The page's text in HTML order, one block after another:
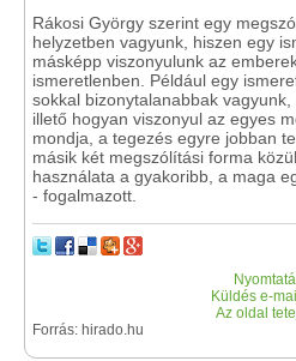
Rákosi György szerint egy
helyzetben vagyunk, hiszen egy
másképp viszonyulunk az
ismeretlenben. Például egy
sokkal bizonytalanabbak
illető hogyan viszonyul az egyes
mondja, a tegezés egyre jobban
másik két megszólítási forma
használata a gyakoribb, a maga
- fogalmazott.
Küldés e-
Az oldal
Forrás: hirado.hu